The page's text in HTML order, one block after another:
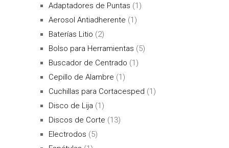
Adaptadores de Puntas (1)
Aerosol Antiadherente (1)
Baterías Litio (2)
Bolso para Herramientas (5)
Buscador de Centrado (1)
Cepillo de Alambre (1)
Cuchillas para Cortacesped (1)
Disco de Lija (1)
Discos de Corte (13)
Electrodos (5)